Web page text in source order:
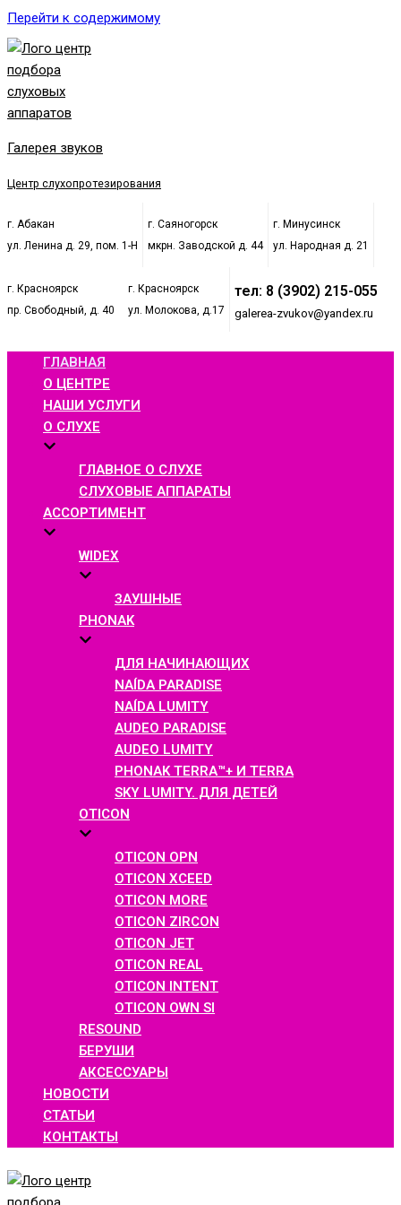
Перейти к содержимому
Галерея звуков
Центр слухопротезирования
г. Абакан
ул. Ленина д. 29, пом. 1-Н
г. Саяногорск
мкрн. Заводской д. 44
г. Минусинск
ул. Народная д. 21
г. Красноярск
пр. Свободный, д. 40
г. Красноярск
ул. Молокова, д.17
тел: 8 (3902) 215-055
galerea-zvukov@yandex.ru
ГЛАВНАЯ
О ЦЕНТРЕ
НАШИ УСЛУГИ
О СЛУХЕ
ГЛАВНОЕ О СЛУХЕ
СЛУХОВЫЕ АППАРАТЫ
АССОРТИМЕНТ
WIDEX
ЗАУШНЫЕ
PHONAK
ДЛЯ НАЧИНАЮЩИХ
NAÍDA PARADISE
NAÍDA LUMITY
AUDEO PARADISE
AUDEO LUMITY
PHONAK TERRA™+ И TERRA
SKY LUMITY. ДЛЯ ДЕТЕЙ
OTICON
OTICON OPN
OTICON XCEED
OTICON MORE
OTICON ZIRCON
OTICON JET
OTICON REAL
OTICON INTENT
OTICON OWN SI
RESOUND
БЕРУШИ
АКСЕССУАРЫ
НОВОСТИ
СТАТЬИ
КОНТАКТЫ